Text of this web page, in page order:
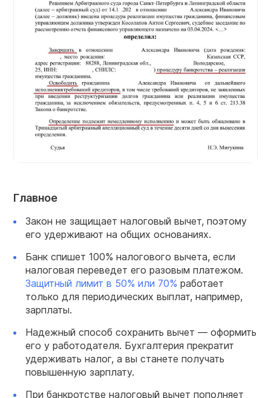
Главное
Закон не защищает налоговый вычет, поэтому
его удерживают на общих основаниях.
Банк спишет 100% налогового вычета, если
налоговая переведет его разовым платежом.
Защитный лимит в 50% или 70% работает
только для периодических выплат, например,
зарплаты.
Надежный способ сохранить вычет — оформить
его у работодателя. Бухгалтерия прекратит
удерживать налог, а вы станете получать
повышенную зарплату.
При банкротстве налоговый вычет пополняет